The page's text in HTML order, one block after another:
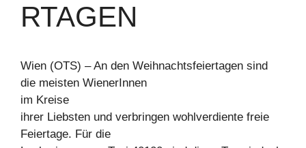
RTAGEN
Wien (OTS) – An den Weihnachtsfeiertagen sind
die meisten WienerInnen
im Kreise
ihrer Liebsten und verbringen wohlverdiente freie
Feiertage. Für die